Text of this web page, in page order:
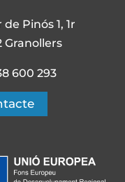
Pinós 1, 1r
Granollers
600 293